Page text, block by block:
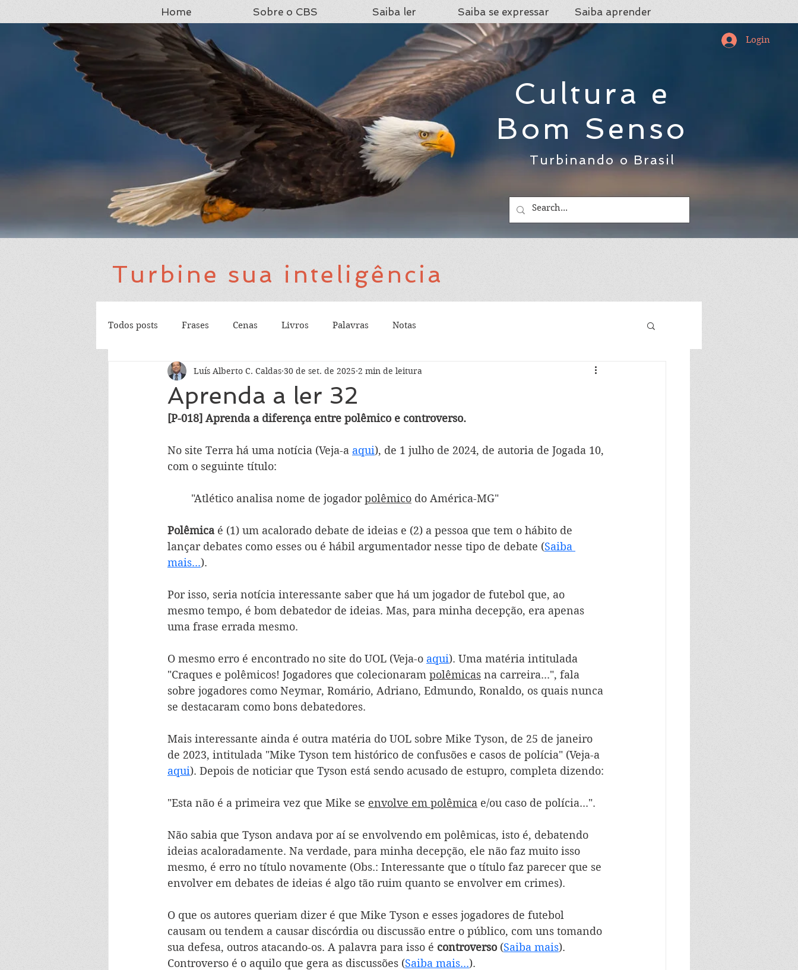
Login
Cultura e
Bom Senso
Turbinando o Brasil
Home Sobre o CBS Saiba ler Saiba se expressar Saiba aprender
Turbine sua inteligência
Todos posts Frases Cenas Livros Palavras Notas
Aprenda a ler 32
Luís Alberto C. Caldas 30 de set. de 2025 2 min de leitura
[P-018] Aprenda a diferença entre polêmico e controverso.
No site Terra há uma notícia (Veja-a aqui), de 1 julho de 2024, de autoria de Jogada 10,
com o seguinte título:
"Atlético analisa nome de jogador polêmico do América-MG"
Polêmica é (1) um acalorado debate de ideias e (2) a pessoa que tem o hábito de
lançar debates como esses ou é hábil argumentador nesse tipo de debate (Saiba
mais...).
Por isso, seria notícia interessante saber que há um jogador de futebol que, ao
mesmo tempo, é bom debatedor de ideias. Mas, para minha decepção, era apenas
uma frase errada mesmo.
O mesmo erro é encontrado no site do UOL (Veja-o aqui). Uma matéria intitulada
"Craques e polêmicos! Jogadores que colecionaram polêmicas na carreira...", fala
sobre jogadores como Neymar, Romário, Adriano, Edmundo, Ronaldo, os quais nunca
se destacaram como bons debatedores.
Mais interessante ainda é outra matéria do UOL sobre Mike Tyson, de 25 de janeiro
de 2023, intitulada "Mike Tyson tem histórico de confusões e casos de polícia" (Veja-a
aqui). Depois de noticiar que Tyson está sendo acusado de estupro, completa dizendo:
"Esta não é a primeira vez que Mike se envolve em polêmica e/ou caso de polícia...".
Não sabia que Tyson andava por aí se envolvendo em polêmicas, isto é, debatendo
ideias acaloradamente. Na verdade, para minha decepção, ele não faz muito isso
mesmo, é erro no título novamente (Obs.: Interessante que o título faz parecer que se
envolver em debates de ideias é algo tão ruim quanto se envolver em crimes).
O que os autores queriam dizer é que Mike Tyson e esses jogadores de futebol
causam ou tendem a causar discórdia ou discussão entre o público, com uns tomando
sua defesa, outros atacando-os. A palavra para isso é controverso (Saiba mais).
Controverso é o aquilo que gera as discussões (Saiba mais...).